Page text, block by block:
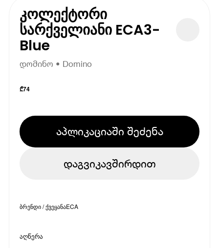
კოლექტორი
სარქველიანი ECA3-
Blue
დომინო • Domino
₾74
აპლიკაციაში შეძენა
დაგვიკავშირდით
ბრენდი / ქვეყანაECA
აღწერა